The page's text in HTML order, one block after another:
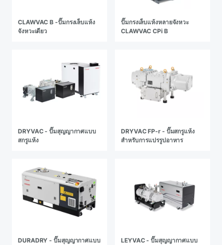
CLAWVAC B -ปั๊มกรงเล็บแห้ง
จังหวะเดียว
ปั๊มกรงเล็บแห้งหลายจังหวะ
CLAWVAC CPi B
DRYVAC - ปั๊มสุญญากาศแบบ
สกรูแห้ง
DRYVAC FP-r - ปั๊มสกรูแห้ง
สําหรับการแปรรูปอาหาร
DURADRY - ปั๊มสุญญากาศแบบ
LEYVAC - ปั๊มสุญญากาศแบบ